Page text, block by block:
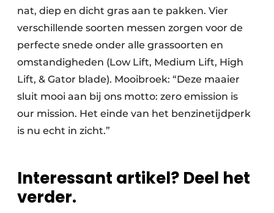
nat, diep en dicht gras aan te pakken. Vier
verschillende soorten messen zorgen voor de
perfecte snede onder alle grassoorten en
omstandigheden (Low Lift, Medium Lift, High
Lift, & Gator blade). Mooibroek: “Deze maaier
sluit mooi aan bij ons motto: zero emission is
our mission. Het einde van het benzinetijdperk
is nu echt in zicht.”
Interessant artikel? Deel het
verder.